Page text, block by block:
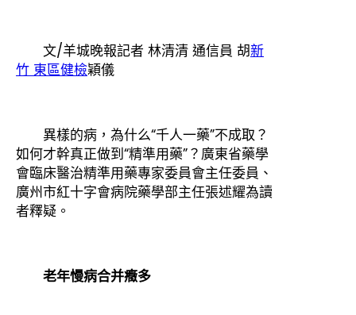
文/羊城晚報記者 林清清 通信員 胡新
竹 東區健檢穎儀
異樣的病，為什么“千人一藥”不成取？
如何才幹真正做到“精準用藥”？廣東省藥學
會臨床醫治精準用藥專家委員會主任委員、
廣州市紅十字會病院藥學部主任張述耀為讀
者釋疑。
老年慢病合并癥多